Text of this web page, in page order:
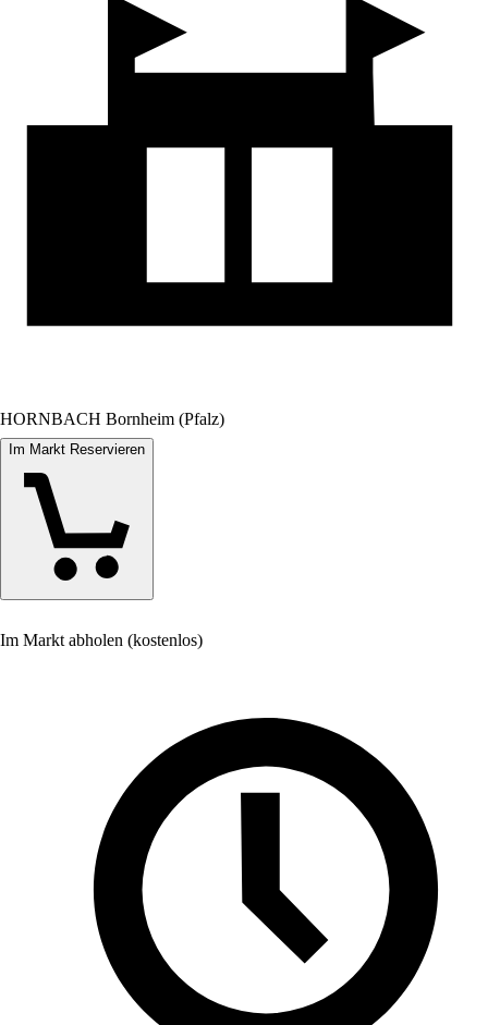
HORNBACH Bornheim (Pfalz)
Im Markt Reservieren
Im Markt abholen (kostenlos)